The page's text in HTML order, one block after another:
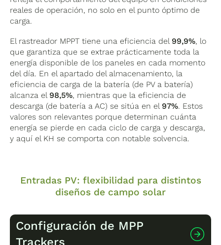
reales de operación, no solo en el punto óptimo de
carga.
El rastreador MPPT tiene una eficiencia del 99,9%, lo
que garantiza que se extrae prácticamente toda la
energía disponible de los paneles en cada momento
del día. En el apartado del almacenamiento, la
eficiencia de carga de la batería (de PV a batería)
alcanza el 98,5%, mientras que la eficiencia de
descarga (de batería a AC) se sitúa en el 97%. Estos
valores son relevantes porque determinan cuánta
energía se pierde en cada ciclo de carga y descarga,
y aquí el KH se comporta con notable solvencia.
Entradas PV: flexibilidad para distintos
diseños de campo solar
Configuración de MPP
Trackers